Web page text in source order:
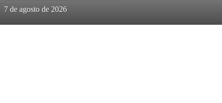
7 de agosto de 2026